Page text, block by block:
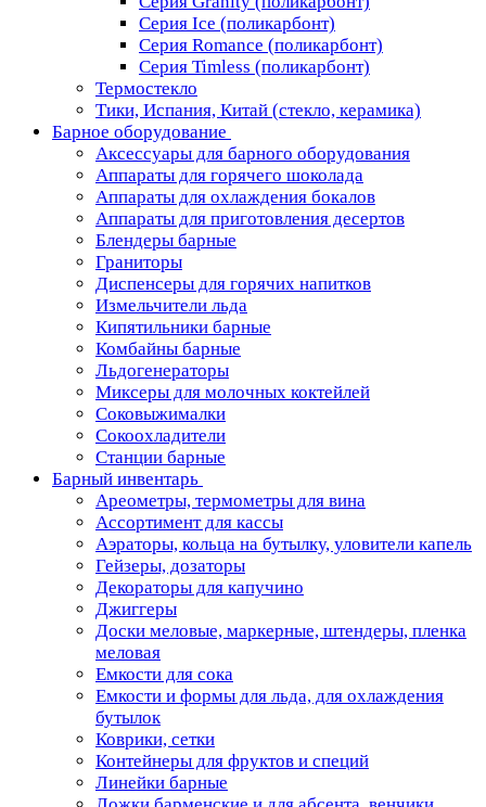
Серия Ice (поликарбонт)
Серия Romance (поликарбонт)
Серия Timless (поликарбонт)
Термостекло
Тики, Испания, Китай (стекло, керамика)
Барное оборудование
Аксессуары для барного оборудования
Аппараты для горячего шоколада
Аппараты для охлаждения бокалов
Аппараты для приготовления десертов
Блендеры барные
Граниторы
Диспенсеры для горячих напитков
Измельчители льда
Кипятильники барные
Комбайны барные
Льдогенераторы
Миксеры для молочных коктейлей
Соковыжималки
Сокоохладители
Станции барные
Барный инвентарь
Ареометры, термометры для вина
Ассортимент для кассы
Аэраторы, кольца на бутылку, уловители капель
Гейзеры, дозаторы
Декораторы для капучино
Джиггеры
Доски меловые, маркерные, штендеры, пленка
меловая
Емкости для сока
Емкости и формы для льда, для охлаждения
бутылок
Коврики, сетки
Контейнеры для фруктов и специй
Линейки барные